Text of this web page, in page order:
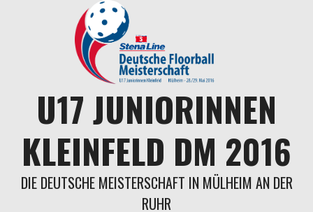
U17 JUNIORINNEN
KLEINFELD DM 2016
DIE DEUTSCHE MEISTERSCHAFT IN MÜLHEIM AN DER
RUHR